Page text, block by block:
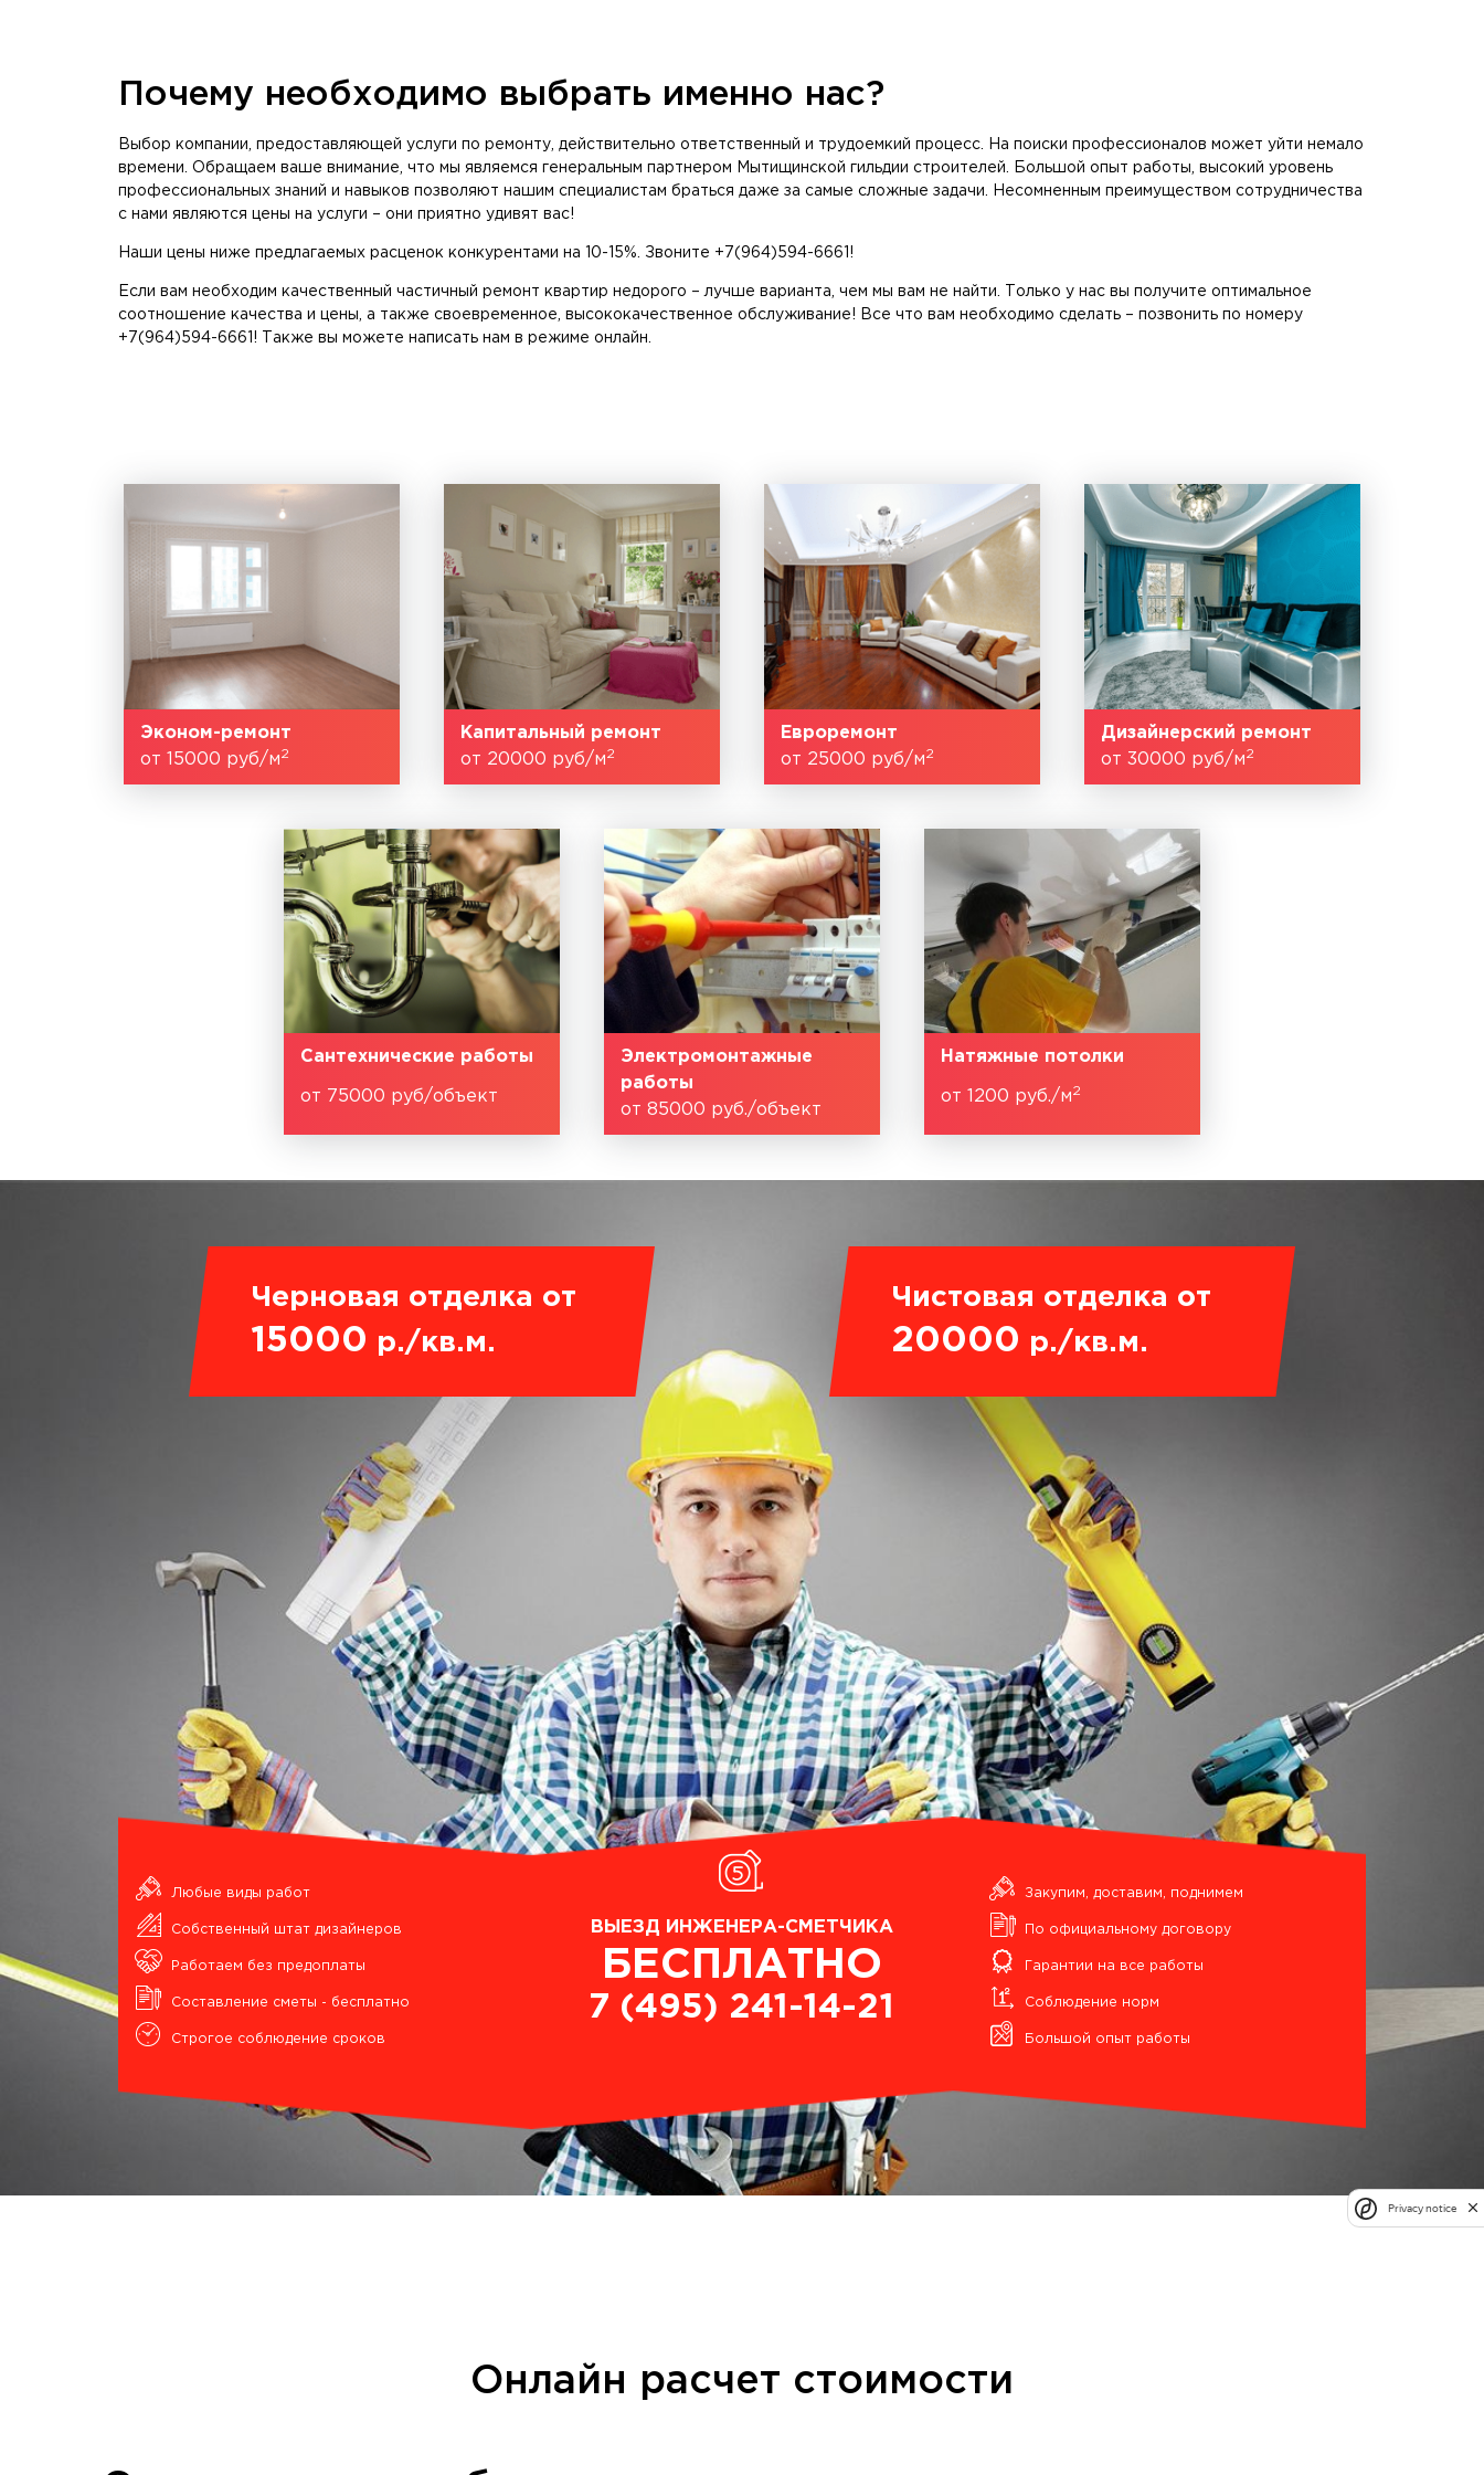
Почему необходимо выбрать именно нас?
Выбор компании, предоставляющей услуги по ремонту, действительно ответственный и трудоемкий процесс. На поиски профессионалов может уйти немало
времени. Обращаем ваше внимание, что мы являемся генеральным партнером Мытищинской гильдии строителей. Большой опыт работы, высокий уровень
профессиональных знаний и навыков позволяют нашим специалистам браться даже за самые сложные задачи. Несомненным преимуществом сотрудничества
с нами являются цены на услуги – они приятно удивят вас!
Наши цены ниже предлагаемых расценок конкурентами на 10-15%. Звоните +7(964)594-6661!
Если вам необходим качественный частичный ремонт квартир недорого – лучше варианта, чем мы вам не найти. Только у нас вы получите оптимальное
соотношение качества и цены, а также своевременное, высококачественное обслуживание! Все что вам необходимо сделать – позвонить по номеру
+7(964)594-6661! Также вы можете написать нам в режиме онлайн.
Эконом-ремонт
от 15000 руб/м2
Капитальный ремонт
от 20000 руб/м2
Евроремонт
от 25000 руб/м2
Дизайнерский ремонт
от 30000 руб/м2
Сантехнические работы
от 75000 руб/объект
Электромонтажные
работы
от 85000 руб./объект
Натяжные потолки
от 1200 руб./м2
Черновая отделка от
15000 р./кв.м.
Чистовая отделка от
20000 р./кв.м.
Любые виды работ
Собственный штат дизайнеров
Работаем без предоплаты
Составление сметы - бесплатно
Строгое соблюдение сроков
ВЫЕЗД ИНЖЕНЕРА-СМЕТЧИКА
БЕСПЛАТНО
7 (495) 241-14-21
Закупим, доставим, поднимем
По официальному договору
Гарантии на все работы
Соблюдение норм
Большой опыт работы
Онлайн расчет стоимости
Privacy notice